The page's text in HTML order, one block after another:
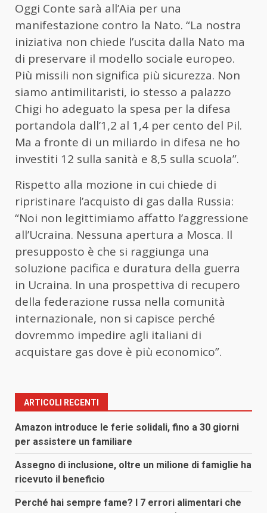
Oggi Conte sarà all’Aia per una
manifestazione contro la Nato. “La nostra
iniziativa non chiede l’uscita dalla Nato ma
di preservare il modello sociale europeo.
Più missili non significa più sicurezza. Non
siamo antimilitaristi, io stesso a palazzo
Chigi ho adeguato la spesa per la difesa
portandola dall’1,2 al 1,4 per cento del Pil.
Ma a fronte di un miliardo in difesa ne ho
investiti 12 sulla sanità e 8,5 sulla scuola”.
Rispetto alla mozione in cui chiede di
ripristinare l’acquisto di gas dalla Russia:
“Noi non legittimiamo affatto l’aggressione
all’Ucraina. Nessuna apertura a Mosca. Il
presupposto è che si raggiunga una
soluzione pacifica e duratura della guerra
in Ucraina. In una prospettiva di recupero
della federazione russa nella comunità
internazionale, non si capisce perché
dovremmo impedire agli italiani di
acquistare gas dove è più economico”.
ARTICOLI RECENTI
Amazon introduce le ferie solidali, fino a 30 giorni
per assistere un familiare
Assegno di inclusione, oltre un milione di famiglie ha
ricevuto il beneficio
Perché hai sempre fame? I 7 errori alimentari che